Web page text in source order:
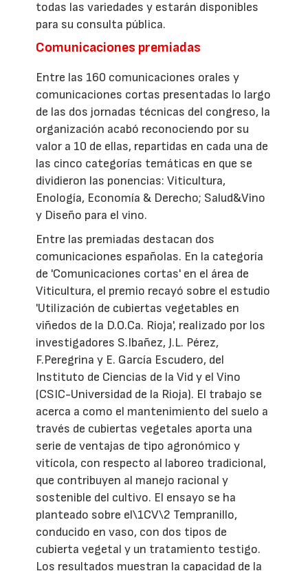
todas las variedades y estarán disponibles
para su consulta pública.
Comunicaciones premiadas
Entre las 160 comunicaciones orales y
comunicaciones cortas presentadas lo largo
de las dos jornadas técnicas del congreso, la
organización acabó reconociendo por su
valor a 10 de ellas, repartidas en cada una de
las cinco categorías temáticas en que se
dividieron las ponencias: Viticultura,
Enología, Economía & Derecho; Salud&Vino
y Diseño para el vino.
Entre las premiadas destacan dos
comunicaciones españolas. En la categoría
de 'Comunicaciones cortas' en el área de
Viticultura, el premio recayó sobre el estudio
'Utilización de cubiertas vegetables en
viñedos de la D.O.Ca. Rioja', realizado por los
investigadores S.Ibañez, J.L. Pérez,
F.Peregrina y E. García Escudero, del
Instituto de Ciencias de la Vid y el Vino
(CSIC-Universidad de la Rioja). El trabajo se
acerca a como el mantenimiento del suelo a
través de cubiertas vegetales aporta una
serie de ventajas de tipo agronómico y
vitícola, con respecto al laboreo tradicional,
que contribuyen al manejo racional y
sostenible del cultivo. El ensayo se ha
planteado sobre el\1CV\2 Tempranillo,
conducido en vaso, con dos tipos de
cubierta vegetal y un tratamiento testigo.
Los resultados muestran la capacidad de la